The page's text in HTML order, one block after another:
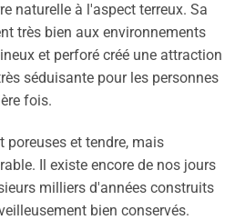
naturelle à l'aspect terreux. Sa
très bien aux environnements
et perforé créé une attraction
séduisante pour les personnes
fois.
poreuses et tendre, mais
Il existe encore de nos jours
milliers d'années construits
bien conservés.